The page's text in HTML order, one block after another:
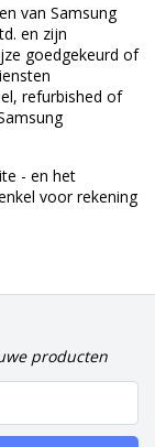
van Samsung
en zijn
goedgekeurd of
refurbished of
- en het
voor rekening
producten